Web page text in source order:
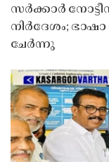
സർക്കാർ
നിർദേശം; ഭാഷാ
ചേർന്നു